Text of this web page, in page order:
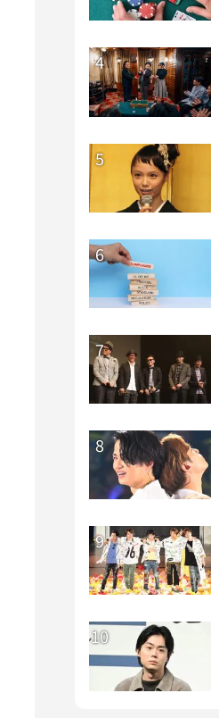
4
5
6
7
8
9
10